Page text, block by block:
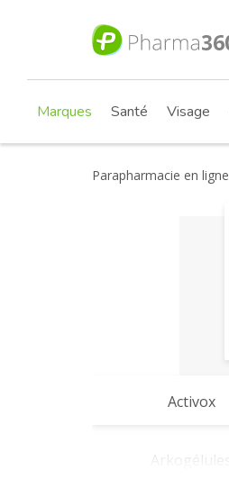
Marques Santé Visage
Parapharmacie en ligne
Activox
Arkogélules